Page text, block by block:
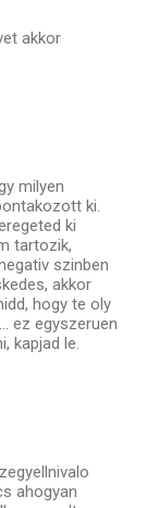
akkor
milyen
ki.
ki
tartozik,
szinben
akkor
hogy te oly
ez egyszeruen
kapjad le.
ahogyan